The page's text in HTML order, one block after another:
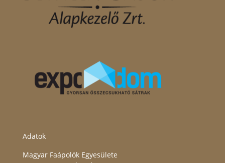
Adatok
Magyar Faápolók Egyesülete